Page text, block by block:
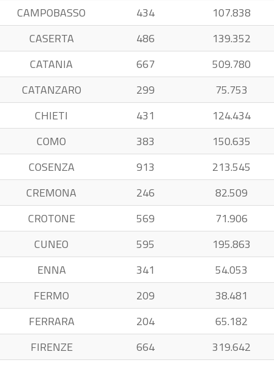
CAMPOBASSO
434
107.838
CASERTA
486
139.352
CATANIA
667
509.780
CATANZARO
299
75.753
CHIETI
431
124.434
COMO
383
150.635
COSENZA
913
213.545
CREMONA
246
82.509
CROTONE
569
71.906
CUNEO
595
195.863
ENNA
341
54.053
FERMO
209
38.481
FERRARA
204
65.182
FIRENZE
664
319.642